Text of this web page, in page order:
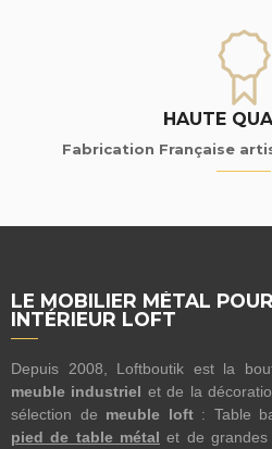
HAUTE
Fabrication Française
LE MOBILIER MÉTAL
INTÉRIEUR LOFT
Depuis 2008, Loftboutik est la
meuble industriel et de la
sélection de meuble loft: Table
pied de table métal et de grandes